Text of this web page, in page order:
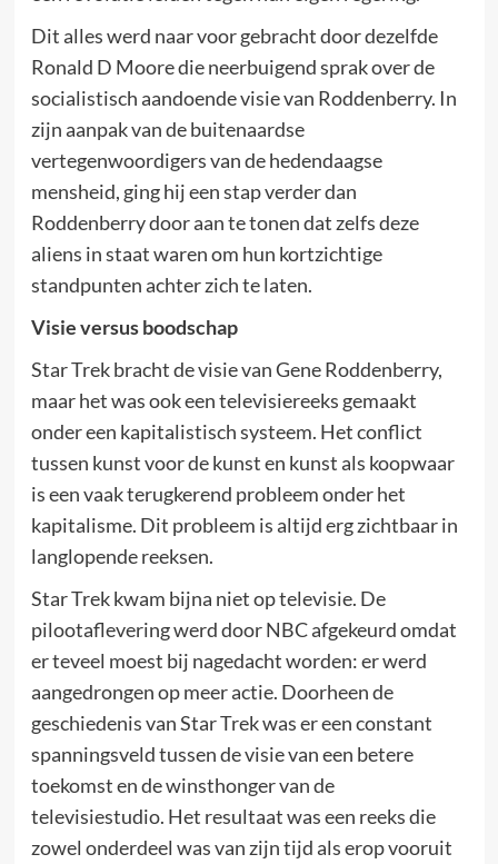
Dit alles werd naar voor gebracht door dezelfde
Ronald D Moore die neerbuigend sprak over de
socialistisch aandoende visie van Roddenberry. In
zijn aanpak van de buitenaardse
vertegenwoordigers van de hedendaagse
mensheid, ging hij een stap verder dan
Roddenberry door aan te tonen dat zelfs deze
aliens in staat waren om hun kortzichtige
standpunten achter zich te laten.
Visie versus boodschap
Star Trek bracht de visie van Gene Roddenberry,
maar het was ook een televisiereeks gemaakt
onder een kapitalistisch systeem. Het conflict
tussen kunst voor de kunst en kunst als koopwaar
is een vaak terugkerend probleem onder het
kapitalisme. Dit probleem is altijd erg zichtbaar in
langlopende reeksen.
Star Trek kwam bijna niet op televisie. De
pilootaflevering werd door NBC afgekeurd omdat
er teveel moest bij nagedacht worden: er werd
aangedrongen op meer actie. Doorheen de
geschiedenis van Star Trek was er een constant
spanningsveld tussen de visie van een betere
toekomst en de winsthonger van de
televisiestudio. Het resultaat was een reeks die
zowel onderdeel was van zijn tijd als erop vooruit